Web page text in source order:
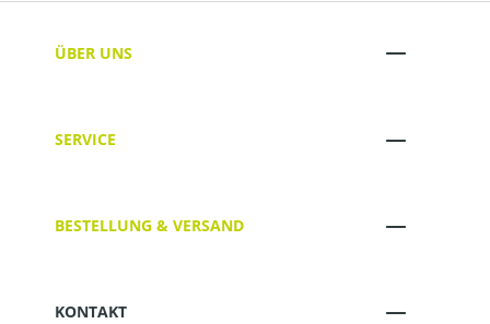
ÜBER UNS
SERVICE
BESTELLUNG & VERSAND
KONTAKT